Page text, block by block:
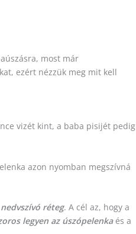
most már
ezért nézzük meg mit kell
vizét kint, a baba pisijét pedig
azon nyomban megszívná
réteg. A cél az, hogy a
legyen az úszópelenkaés a